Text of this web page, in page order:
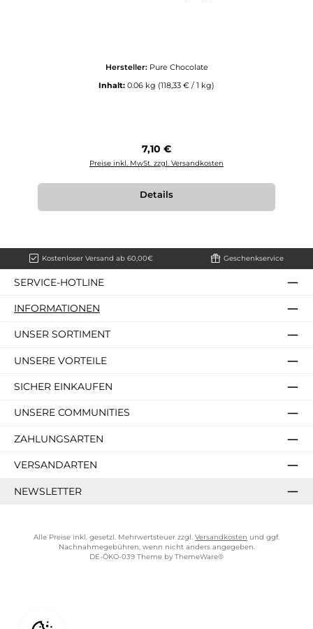
Hersteller: Pure Chocolate
Inhalt: 0.06 kg (118,33 € / 1 kg)
Regulärer Preis:
7,10 €
Preise inkl. MwSt. zzgl. Versandkosten
Details
Kostenloser Versand ab 60,00€ Geschenkservice
SERVICE-HOTLINE
INFORMATIONEN
UNSER SORTIMENT
UNSERE VORTEILE
SICHER EINKAUFEN
UNSERE COMMUNITIES
ZAHLUNGSARTEN
VERSANDARTEN
NEWSLETTER
Alle Preise inkl. gesetzl. Mehrwertsteuer zzgl. Versandkosten und ggf.
Nachnahmegebühren, wenn nicht anders angegeben.
DE-ÖKO-039 Theme by ThemeWare®